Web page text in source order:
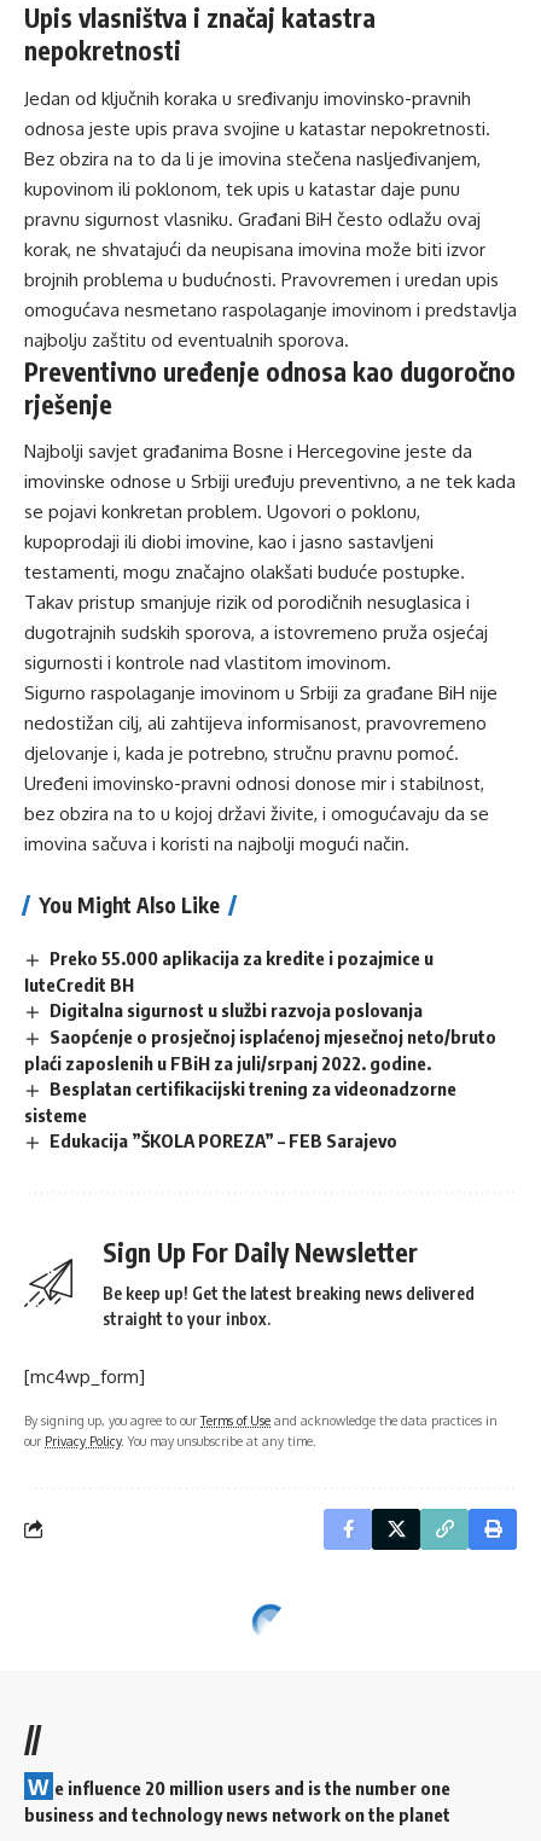
Upis vlasništva i značaj katastra
nepokretnosti
Jedan od ključnih koraka u sređivanju imovinsko-pravnih
odnosa jeste upis prava svojine u katastar nepokretnosti.
Bez obzira na to da li je imovina stečena nasljeđivanjem,
kupovinom ili poklonom, tek upis u katastar daje punu
pravnu sigurnost vlasniku. Građani BiH često odlažu ovaj
korak, ne shvatajući da neupisana imovina može biti izvor
brojnih problema u budućnosti. Pravovremen i uredan upis
omogućava nesmetano raspolaganje imovinom i predstavlja
najbolju zaštitu od eventualnih sporova.
Preventivno uređenje odnosa kao dugoročno
rješenje
Najbolji savjet građanima Bosne i Hercegovine jeste da
imovinske odnose u Srbiji uređuju preventivno, a ne tek kada
se pojavi konkretan problem. Ugovori o poklonu,
kupoprodaji ili diobi imovine, kao i jasno sastavljeni
testamenti, mogu značajno olakšati buduće postupke.
Takav pristup smanjuje rizik od porodičnih nesuglasica i
dugotrajnih sudskih sporova, a istovremeno pruža osjećaj
sigurnosti i kontrole nad vlastitom imovinom.
Sigurno raspolaganje imovinom u Srbiji za građane BiH nije
nedostižan cilj, ali zahtijeva informisanost, pravovremeno
djelovanje i, kada je potrebno, stručnu pravnu pomoć.
Uređeni imovinsko-pravni odnosi donose mir i stabilnost,
bez obzira na to u kojoj državi živite, i omogućavaju da se
imovina sačuva i koristi na najbolji mogući način.
You Might Also Like
Preko 55.000 aplikacija za kredite i pozajmice u
IuteCredit BH
Digitalna sigurnost u službi razvoja poslovanja
Saopćenje o prosječnoj isplaćenoj mjesečnoj neto/bruto
plaći zaposlenih u FBiH za juli/srpanj 2022. godine.
Besplatan certifikacijski trening za videonadzorne
sisteme
Edukacija ”ŠKOLA POREZA” – FEB Sarajevo
Sign Up For Daily Newsletter
Be keep up! Get the latest breaking news delivered
straight to your inbox.
[mc4wp_form]
By signing up, you agree to ourTerms of Use and acknowledge the data practices in
our Privacy Policy. You may unsubscribe at any time.
//
W e influence 20 million users and is the number one
business and technology news network on the planet